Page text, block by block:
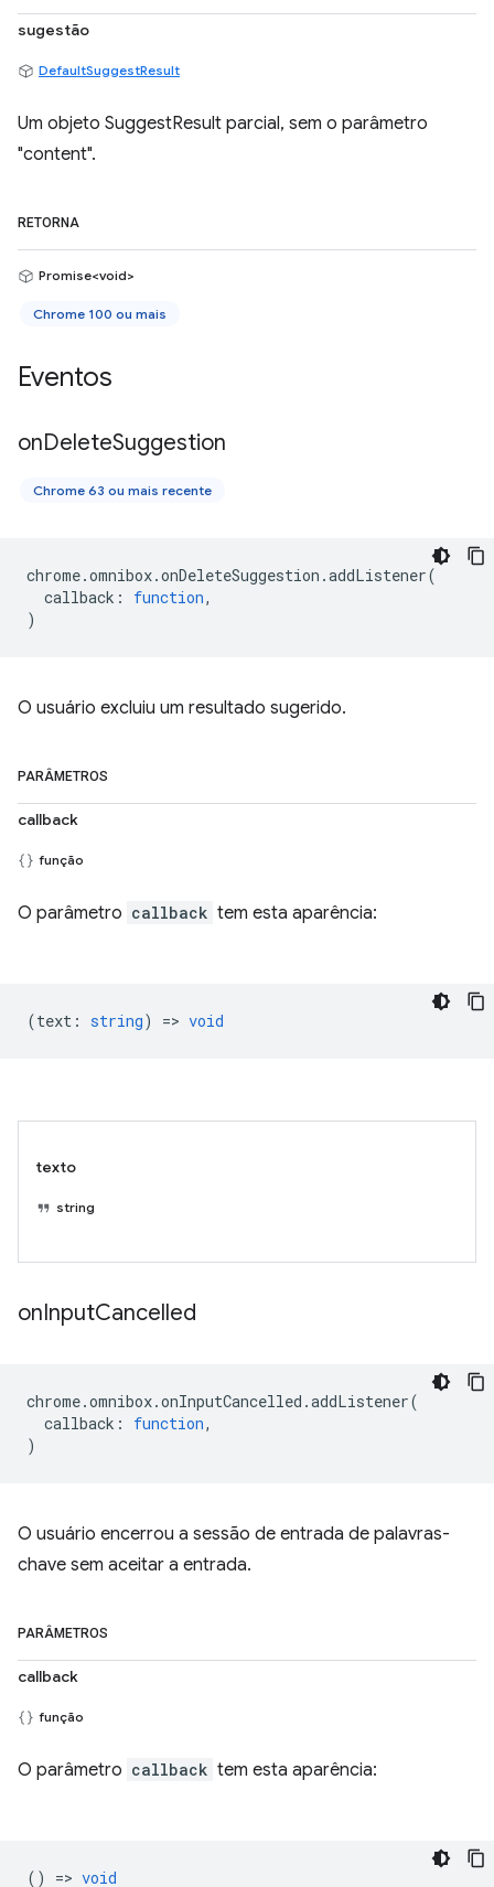
sugestão
DefaultSuggestResult
Um objeto SuggestResult parcial, sem o parâmetro
"content".
RETORNA
Promise<void>
Chrome 100 ou mais
Eventos
onDeleteSuggestion
Chrome 63 ou mais recente
chrome.omnibox.onDeleteSuggestion .addListener(
callback : function,
)
O usuário excluiu um resultado sugerido.
PARÂMETROS
callback
função
O parâmetro callback tem esta aparência:
(text : string) => void
texto
string
onInputCancelled
chrome.omnibox.onInputCancelled .addListener(
callback : function,
)
O usuário encerrou a sessão de entrada de palavras-
chave sem aceitar a entrada.
PARÂMETROS
callback
função
O parâmetro callback tem esta aparência:
() => void